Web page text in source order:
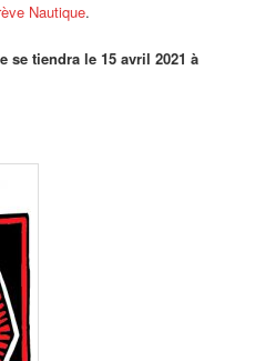
Nautique.
se tiendra le 15 avril 2021 à